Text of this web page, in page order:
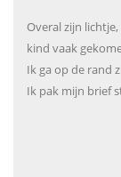
Overal zijn
kind vaak
Ik ga op de rand
Ik pak mijn brief